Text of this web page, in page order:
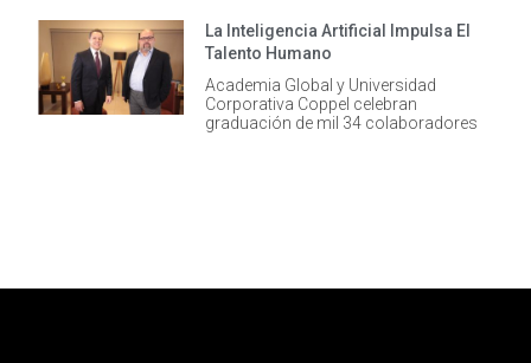
La Inteligencia Artificial Impulsa El
Talento Humano
Academia Global y Universidad
Corporativa Coppel celebran
graduación de mil 34 colaboradores